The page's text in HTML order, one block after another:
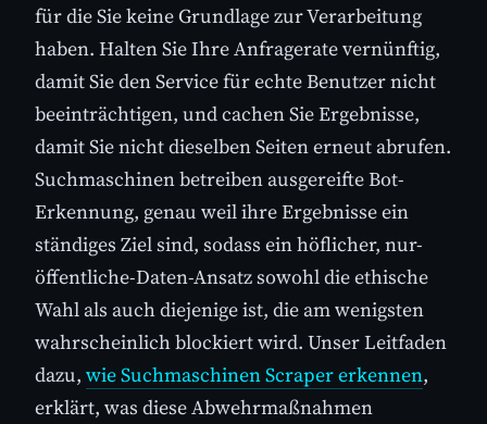
für die Sie keine Grundlage zur Verarbeitung
haben. Halten Sie Ihre Anfragerate vernünftig,
damit Sie den Service für echte Benutzer nicht
beeinträchtigen, und cachen Sie Ergebnisse,
damit Sie nicht dieselben Seiten erneut abrufen.
Suchmaschinen betreiben ausgereifte Bot-
Erkennung, genau weil ihre Ergebnisse ein
ständiges Ziel sind, sodass ein höflicher, nur-
öffentliche-Daten-Ansatz sowohl die ethische
Wahl als auch diejenige ist, die am wenigsten
wahrscheinlich blockiert wird. Unser Leitfaden
dazu, wie Suchmaschinen Scraper erkennen,
erklärt, was diese Abwehrmaßnahmen